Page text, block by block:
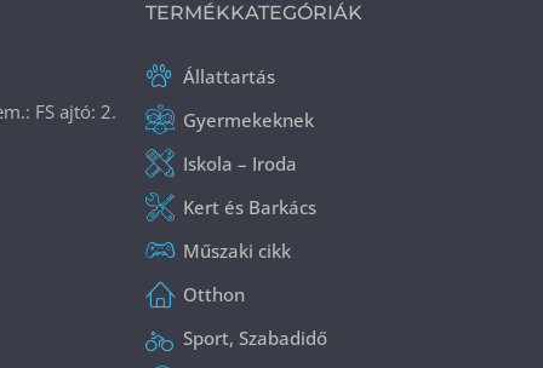
FS ajtó: 2.
TERMÉKKATEGÓRIÁK
Állattartás
Gyermekeknek
Iskola – Iroda
Kert és Barkács
Műszaki cikk
Otthon
Sport, Szabadidő